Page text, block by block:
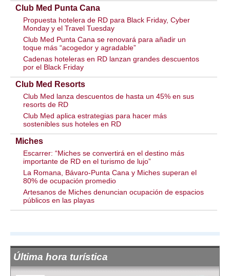
Club Med Punta Cana
Propuesta hotelera de RD para Black Friday, Cyber ​​
Monday y el Travel Tuesday
Club Med Punta Cana se renovará para añadir un
toque más “acogedor y agradable”
Cadenas hoteleras en RD lanzan grandes descuentos
por el Black Friday
Club Med Resorts
Club Med lanza descuentos de hasta un 45% en sus
resorts de RD
Club Med aplica estrategias para hacer más
sostenibles sus hoteles en RD
Miches
Escarrer: “Miches se convertirá en el destino más
importante de RD en el turismo de lujo”
La Romana, Bávaro-Punta Cana y Miches superan el
80% de ocupación promedio
Artesanos de Miches denuncian ocupación de espacios
públicos en las playas
Última hora turística